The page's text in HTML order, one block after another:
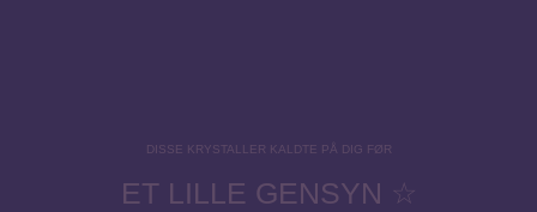
DISSE KRYSTALLER KALDTE PÅ DIG FØR
ET LILLE GENSYN ☆